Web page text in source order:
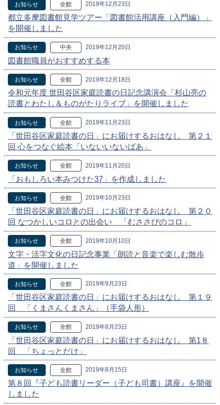
お知らせ 全館 2019年12月23日
都立多摩図書館見学ツアー「図書館活用講座（入門編）」
を開催しました
お知らせ 中央 2019年12月20日
図書館職員がおすすめする本
お知らせ 全館 2019年12月18日
令和元年度 世田谷区家庭読書の日記念講演会「杉山亮の
読書とわたし＆ものがたりライブ」を開催しました
お知らせ 全館 2019年11月23日
「世田谷区家庭読書の日」にお届けするおはなし 第２１
回 心をつなぐ絵本「いないいないばあ」
お知らせ 全館 2019年11月20日
「おもしろい本みつけた37」を作成しました
お知らせ 全館 2019年10月23日
「世田谷区家庭読書の日」にお届けするおはなし 第２０
回 なつかしいコロとの出会い 「むささびのコロ」
お知らせ 全館 2019年10月10日
文字・活字文化の日記念事業「朗読と音楽で楽しむ散歩
道」を開催しました
お知らせ 全館 2019年9月23日
「世田谷区家庭読書の日」にお届けするおはなし 第１９
回 「くまさんくまさん」（手袋人形）
お知らせ 全館 2019年8月23日
「世田谷区家庭読書の日」にお届けするおはなし 第1８
回 「ちょっとだけ」
お知らせ 全館 2019年8月15日
第８回『子ども読書リーダー（子ども司書）講座』を開催
しました